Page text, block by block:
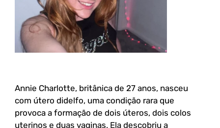
Annie Charlotte, britânica de 27 anos, nasceu
com útero didelfo, uma condição rara que
provoca a formação de dois úteros, dois colos
uterinos e duas vaginas. Ela descobriu a